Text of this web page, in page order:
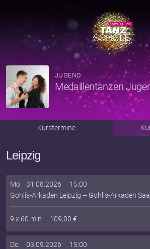
JUGEND
Medaillentanzen
Kurstermine
Leipzig
Mo 31.08.2026
15:00
Gohlis-Arkaden Leipzig – Gohlis-Arkaden
9 x 60 min 109,00 €
Do 03.09.2026
15:00